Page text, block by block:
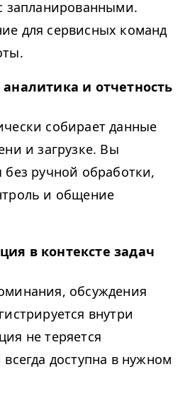
запланированными.
для сервисных команд
аналитика и отчетность
собирает данные
и загрузке. Вы
без ручной обработки,
и общение
в контексте задач
обсуждения
внутри
не теряется
доступна в нужном